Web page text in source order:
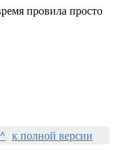
провила просто
к полной версии